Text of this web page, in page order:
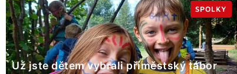
Už jste dětem vybrali příměstský tábor
SPOLKY